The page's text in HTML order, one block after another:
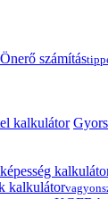
Önerő számítás
kalkulátor
kalkulátor